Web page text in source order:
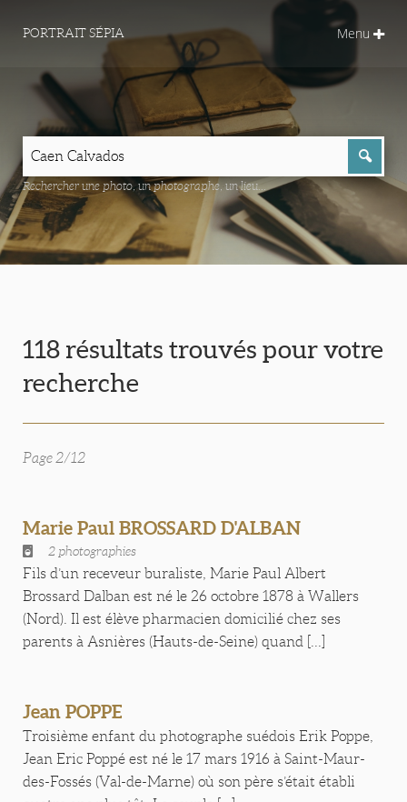
PORTRAIT SÉPIA Menu
Rechercher une photo, un photographe, un lieu...
118 résultats trouvés pour votre
recherche
Page 2/12
Marie Paul BROSSARD D'ALBAN
2 photographies
Fils d’un receveur buraliste, Marie Paul Albert
Brossard Dalban est né le 26 octobre 1878 à Wallers
(Nord). Il est élève pharmacien domicilié chez ses
parents à Asnières (Hauts-de-Seine) quand [...]
Jean POPPE
Troisième enfant du photographe suédois Erik Poppe,
Jean Eric Poppé est né le 17 mars 1916 à Saint-Maur-
des-Fossés (Val-de-Marne) où son père s’était établi